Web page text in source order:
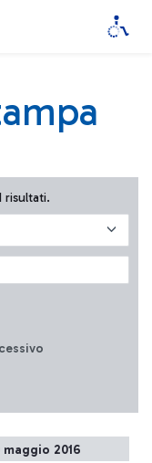
risultati.
maggio 2016